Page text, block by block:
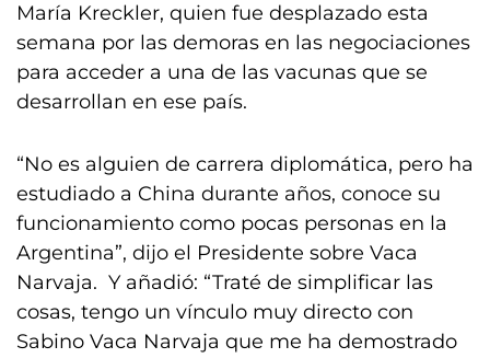
María Kreckler, quien fue desplazado esta
semana por las demoras en las negociaciones
para acceder a una de las vacunas que se
desarrollan en ese país.
“No es alguien de carrera diplomática, pero ha
estudiado a China durante años, conoce su
funcionamiento como pocas personas en la
Argentina”, dijo el Presidente sobre Vaca
Narvaja. Y añadió: “Traté de simplificar las
cosas, tengo un vínculo muy directo con
Sabino Vaca Narvaja que me ha demostrado